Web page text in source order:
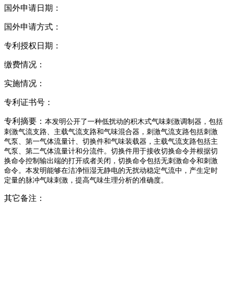
国外申请日期：
国外申请方式：
专利授权日期：
缴费情况：
实施情况：
专利证书号：
专利摘要： 本发明公开了一种低扰动的积木式气味刺激调制器，包括
刺激气流支路、主载气流支路和气味混合器，刺激气流支路包括刺激
气泵、第一气体流量计、切换件和气味装载器，主载气流支路包括主
气泵、第二气体流量计和分流件。切换件用于接收切换命令并根据切
换命令控制输出端的打开或者关闭，切换命令包括无刺激命令和刺激
命令。本发明能够在洁净恒湿无静电的无扰动稳定气流中，产生定时
定量的脉冲气味刺激，提高气味生理分析的准确度。
其它备注：